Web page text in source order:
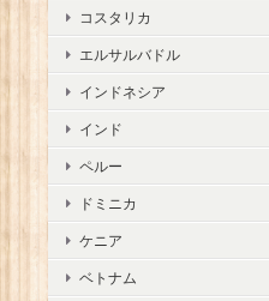
コスタリカ
エルサルバドル
インドネシア
インド
ペルー
ドミニカ
ケニア
ベトナム